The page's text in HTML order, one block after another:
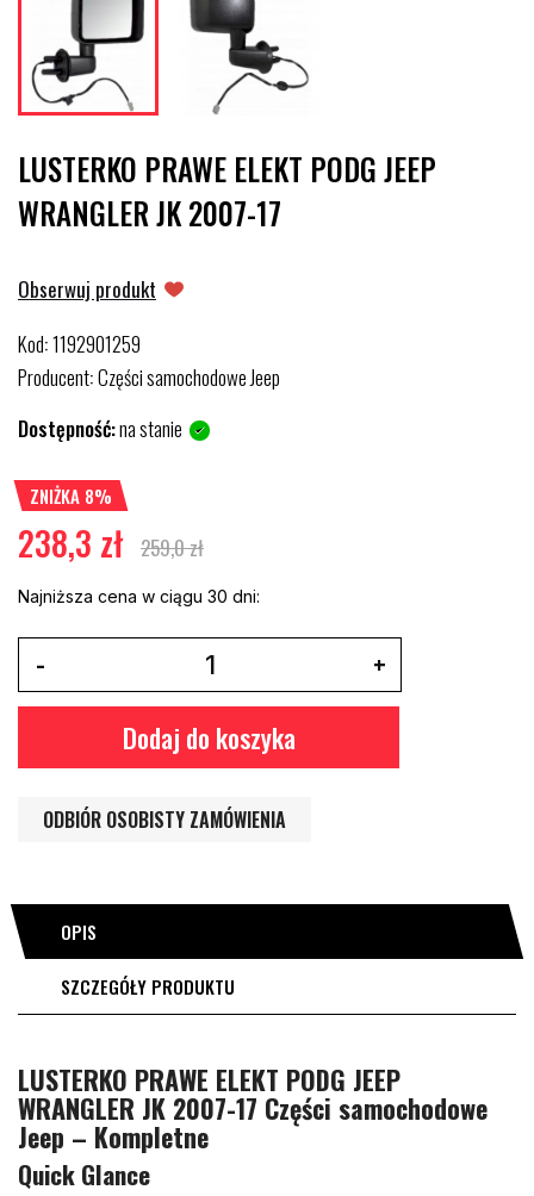
LUSTERKO PRAWE ELEKT PODG JEEP
WRANGLER JK 2007-17
Obserwuj produkt
Kod:1192901259
Producent:Części samochodowe Jeep
Dostępność:na stanie
ZNIŻKA 8%
238,3 zł 259,0 zł
Najniższa cena w ciągu 30 dni:
Dodaj do koszyka
ODBIÓR OSOBISTY ZAMÓWIENIA
OPIS
SZCZEGÓŁY PRODUKTU
LUSTERKO PRAWE ELEKT PODG JEEP
WRANGLER JK 2007-17 Części samochodowe
Jeep – Kompletne
Quick Glance